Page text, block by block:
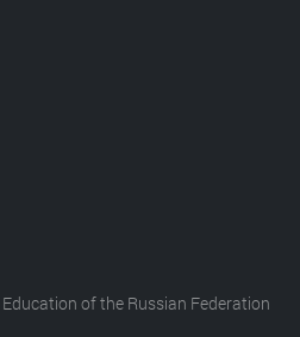
of the Russian Federation